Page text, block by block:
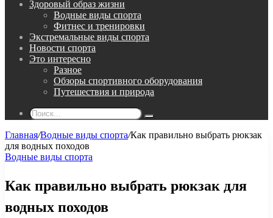
Здоровый образ жизни
Водные виды спорта
Фитнес и тренировки
Экстремальные виды спорта
Новости спорта
Это интересно
Разное
Обзоры спортивного оборудования
Путешествия и природа
Поиск...
Главная/Водные виды спорта/Как правильно выбрать рюкзак
для водных походов
Водные виды спорта
Как правильно выбрать рюкзак для
водных походов